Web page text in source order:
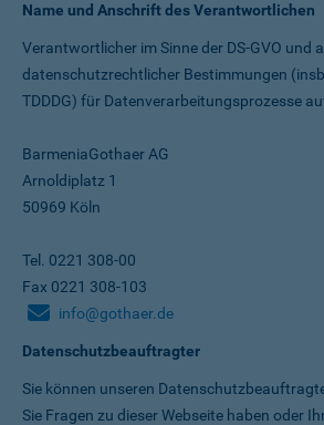
Name und Anschrift des Verantwortlichen
Verantwortlicher im Sinne der DS-GVO und
datenschutz­rechtlicher Bestimmungen
TDDDG) für Daten­verarbeitungs­prozesse
BarmeniaGothaer AG
Arnoldiplatz 1
50969 Köln
Tel. 0221 308-00
Fax 0221 308-103
info@gothaer.de
Datenschutzbeauftragter
Sie können unseren
Sie Fragen zu dieser Webseite haben oder